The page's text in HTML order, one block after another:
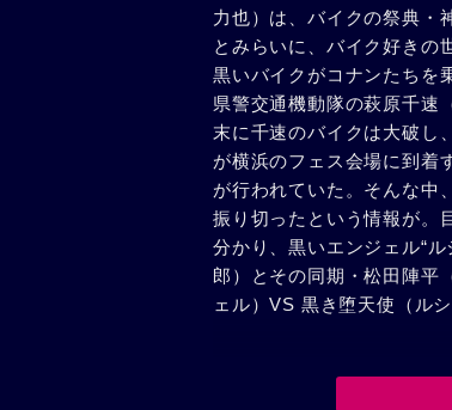
力也）は、バイクの祭典・
とみらいに、バイク好きの
黒いバイクがコナンたちを
県警交通機動隊の萩原千速
末に千速のバイクは大破し
が横浜のフェス会場に到着
が行われていた。そんな中
振り切ったという情報が。
分かり、黒いエンジェル“
郎）とその同期・松田陣平
ェル）VS 黒き堕天使（ル